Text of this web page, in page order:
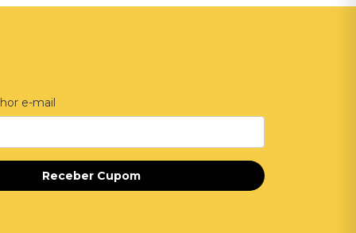
e-mail
Receber Cupom